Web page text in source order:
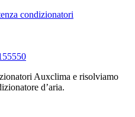
Auxclima e risolviamo
d’aria.